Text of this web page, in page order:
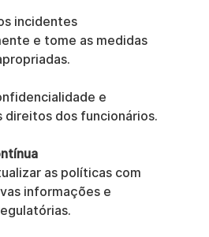
incidentes
e tome as medidas
e
direitos dos funcionários.
as políticas com
informações e